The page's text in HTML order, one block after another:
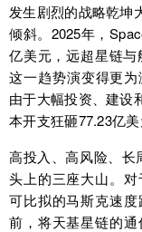
发生剧烈的战略乾坤
倾斜。2025年，
亿美元，远超星链与
这一趋势演变得更
由于大幅投资、建设
本开支狂砸77.23亿
高投入、高风险、长
头上的三座大山。
可比拟的马斯克速
前，将天基星链的